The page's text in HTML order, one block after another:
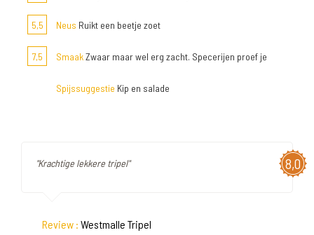
5,5 Neus Ruikt een beetje zoet
7,5 SmaakZwaar maar wel erg zacht. Specerijen proef je
Spijssuggestie Kip en salade
8,0
"Krachtige lekkere tripel"
Review : Westmalle Tripel